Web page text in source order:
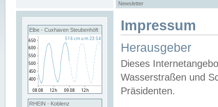
Newsletter
Elbe - Cuxhaven Steubenhöft
RHEIN - Koblenz
Impressum
Herausgeber
Dieses
Wasserstraßen und
Präsidenten.